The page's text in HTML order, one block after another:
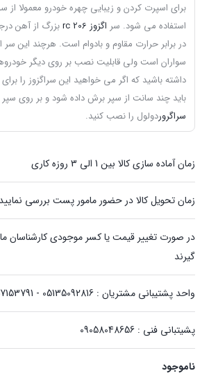
برای اسپرت کردن و زیبایی چهره خودرو معمولا از
استفاده می شود. سر اگزوز 206 rc
بزرگ از آهن
سواران است ولی قابلیت نصب بر روی دیگر
باید چند سانت از سپر برش داده شود و بر روی
سراگروردولول را نصب کنید.
زمان آماده سازی کالا بین 1 الی 3 روزه کاری
زمان تحویل کالا در حضور مامور پست بررسی نمایید
در صورت تغییر قیمت یا کسر موجودی کارشناسان
گیرند
واحد پشتیبانی مشتریان : 05135092816 - 09157153791
پشیتبانی فنی : 09058048656
ناموجود